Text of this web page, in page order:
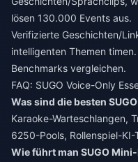
lösen 130.000 Events aus.
Verifizierte Geschichten/
intelligenten Themen
Benchmarks vergleichen.
FAQ: SUGO Voice-Only
Was sind die besten
Karaoke-Warteschlangen,
6250-Pools, Rollenspiel-
Wie führt man SUGO